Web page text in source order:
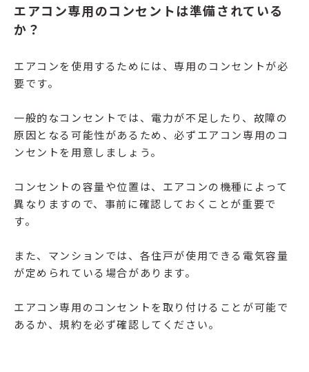
エアコン専用のコンセントは準備されている
か？
エアコンを使用するためには、専用のコンセントが必
要です。
一般的なコンセントでは、電力が不足したり、故障の
原因となる可能性があるため、必ずエアコン専用のコ
ンセントを用意しましょう。
コンセントの容量や位置は、エアコンの機種によって
異なりますので、事前に確認しておくことが重要で
す。
また、マンションでは、各住戸が使用できる電気容量
が定められている場合があります。
エアコン専用のコンセントを取り付けることが可能で
あるか、規約を必ず確認してください。